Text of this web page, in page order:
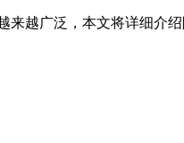
越广泛，本文将详细介